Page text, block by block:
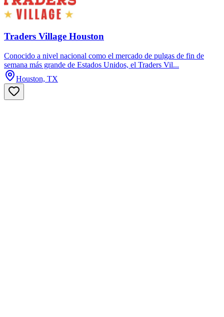
Traders Village Houston
Conocido a nivel nacional como el mercado de pulgas de fin de
semana más grande de Estados Unidos, el Traders Vil...
Houston, TX